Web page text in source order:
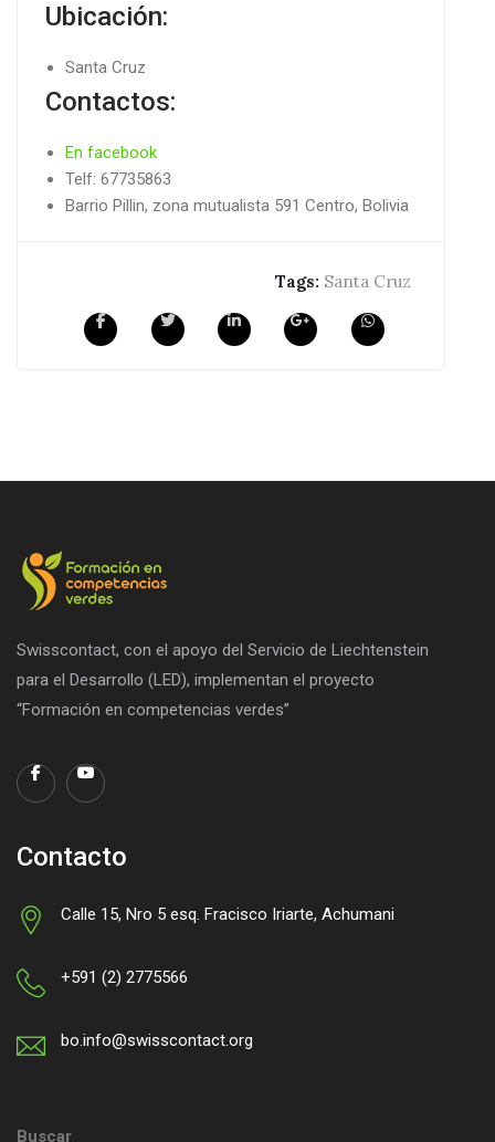
Ubicación:
Santa Cruz
Contactos:
En facebook
Telf: 67735863
Barrio Pillin, zona mutualista 591 Centro, Bolivia
Tags: Santa Cruz
Swisscontact, con el apoyo del Servicio de Liechtenstein
para el Desarrollo (LED), implementan el proyecto
“Formación en competencias verdes”
Contacto
Calle 15, Nro 5 esq. Fracisco Iriarte, Achumani
+591 (2) 2775566
bo.info@swisscontact.org
Buscar